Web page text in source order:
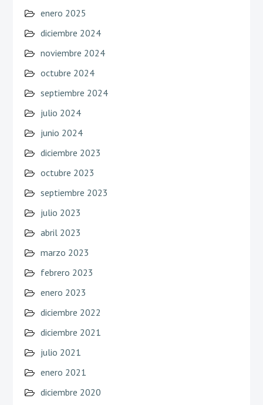
enero 2025
diciembre 2024
noviembre 2024
octubre 2024
septiembre 2024
julio 2024
junio 2024
diciembre 2023
octubre 2023
septiembre 2023
julio 2023
abril 2023
marzo 2023
febrero 2023
enero 2023
diciembre 2022
diciembre 2021
julio 2021
enero 2021
diciembre 2020